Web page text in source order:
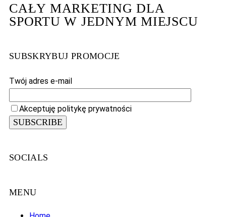
CAŁY MARKETING DLA
SPORTU W JEDNYM MIEJSCU
SUBSKRYBUJ PROMOCJE
Twój adres e-mail
Akceptuję politykę prywatności
SOCIALS
MENU